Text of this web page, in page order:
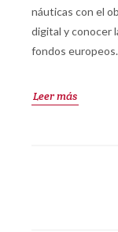
náuticas con el
digital y conocer
fondos europeos.
Leer más